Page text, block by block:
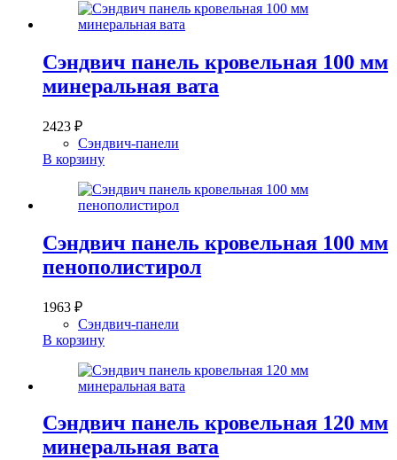
Сэндвич панель кровельная 100 мм
минеральная вата
2423 ₽
Сэндвич-панели
В корзину
Сэндвич панель кровельная 100 мм
пенополистирол
1963 ₽
Сэндвич-панели
В корзину
Сэндвич панель кровельная 120 мм
минеральная вата